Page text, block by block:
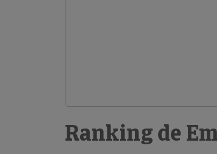
Ranking de